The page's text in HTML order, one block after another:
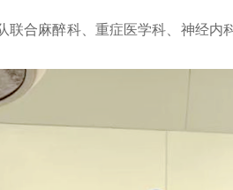
联合麻醉科、重症医学科、神经